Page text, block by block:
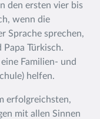
den ersten vier bis
wenn die
Sprache sprechen,
Türkisch.
Familien- und
helfen.
erfolgreichsten,
mit allen Sinnen